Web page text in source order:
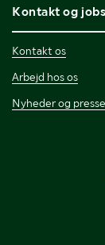
Kontakt og jobs
Kontakt os
Arbejd hos os
Nyheder og